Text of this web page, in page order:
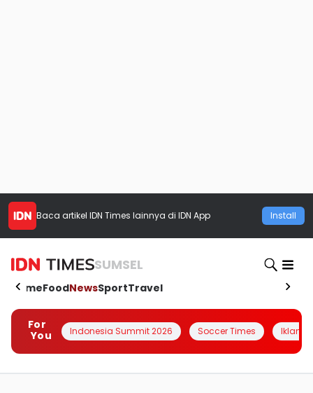
Baca artikel IDN Times lainnya di IDN App Install
SUMSEL
HomeFoodNewsSportTravel
For
You
Indonesia Summit 2026 Soccer Times Iklanin